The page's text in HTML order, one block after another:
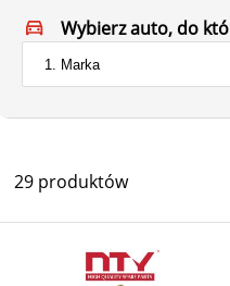
Wybierz auto, do
29 produktów